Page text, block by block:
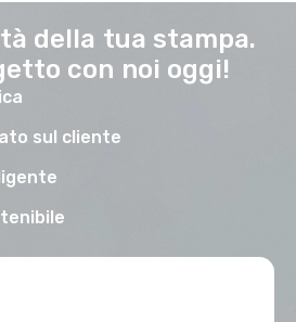
della tua stampa.
con noi oggi!
sul cliente